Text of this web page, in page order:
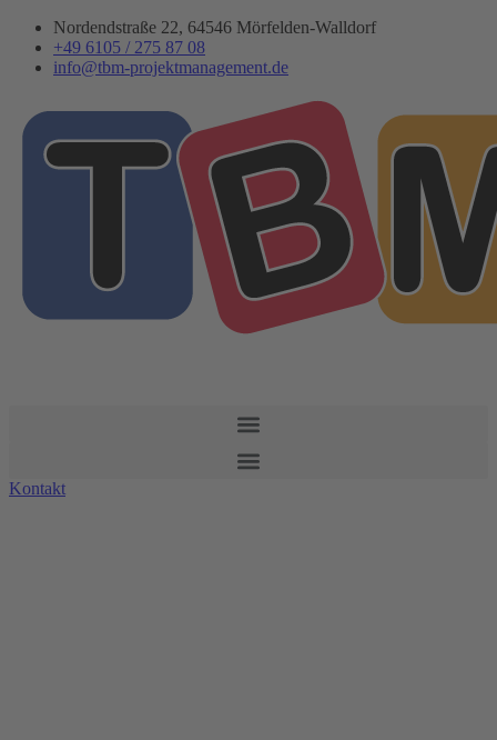
Zum
Inhalt
springen
Nordendstraße 22, 64546 Mörfelden-Walldorf
+49 6105 / 275 87 08
info@tbm-projektmanagement.de
Kontakt